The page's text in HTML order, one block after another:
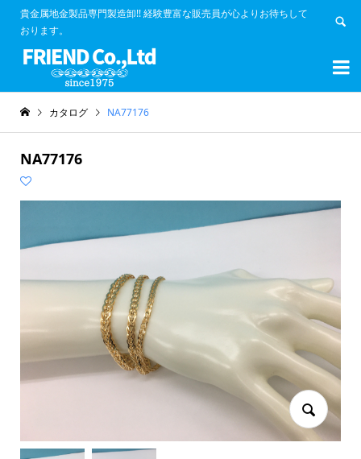
貴金属地金製品専門製造卸!! 経験豊富な販売員が心よりお待ちして
おります。


カタログ NA77176
NA77176